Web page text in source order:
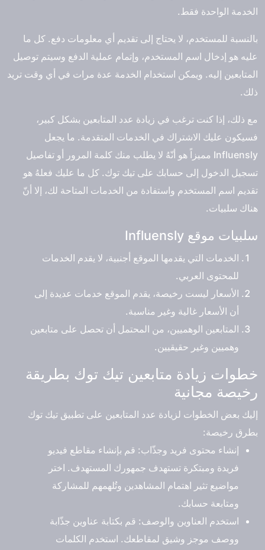
الخدمة الواحدة فقط.
بالنسبة للمستخدم، لا يحتاج إلى تقديم أي معلومات دفع. كل ما
عليه هو إدخال اسم المستخدم، وإتمام عملية الدفع وسيتم توصيل
المتابعين إليه. ويمكن استخدام الخدمة عدة مرات في أي وقت تريد
ذلك.
مع ذلك، إذا كنت ترغب في زيادة عدد المتابعين بشكل كبير،
فسيكون عليك الاشتراك في الخدمات المتقدمة. ما يجعل
Influensly مميزاً هو أنّهُ لا يطلب منك كلمة المرور أو تفاصيل
تسجيل الدخول إلى حسابك على تيك توك. كل ما عليك فعلهُ هو
تقديم اسم المستخدم واستفادة من الخدمات المتاحة لك، إلا أنّ
هناك سلبيات.
سلبيات موقع Influensly
الخدمات التي يقدمها الموقع أجنبية، لا يقدم الخدمات
للمحتوى العربي.
الأسعار ليست رخيصة، يقدم الموقع خدمات عديدة إلى
أن الأسعار غالية وغير مناسبة.
المتابعين الوهميين، من المحتمل أن تحصل على متابعين
وهميين وغير حقيقيين.
خطوات زيادة متابعين تيك توك بطريقة
رخيصة مجانية
إليك بعض الخطوات لزيادة عدد المتابعين على تطبيق تيك توك
بطرق رخيصة:
إنشاء محتوى فريد وجذّاب: قم بإنشاء مقاطع فيديو
فريدة ومبتكرة تستهدف جمهورك المستهدف. اختر
مواضيع تثير اهتمام المشاهدين وتُلهمهم للمشاركة
ومتابعة حسابك.
استخدم العناوين والوصف: قم بكتابة عناوين جذّابة
ووصف موجز وشيق لمقاطعك. استخدم الكلمات